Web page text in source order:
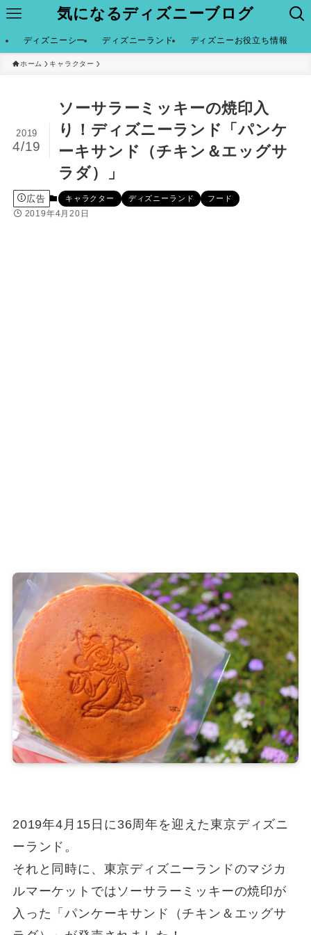
気になるディズニーブログ
ディズニーシー ディズニーランド ディズニーお役立ち情報
ホーム キャラクター
ソーサラーミッキーの焼印入
り！ディズニーランド「パンケ
ーキサンド（チキン＆エッグサ
ラダ）」
2019
4/19
広告 キャラクター ディズニーランド フード
2019年4月20日
2019年4月15日に36周年を迎えた東京ディズニ
ーランド。
それと同時に、東京ディズニーランドのマジカ
ルマーケットではソーサラーミッキーの焼印が
入った「パンケーキサンド（チキン＆エッグサ